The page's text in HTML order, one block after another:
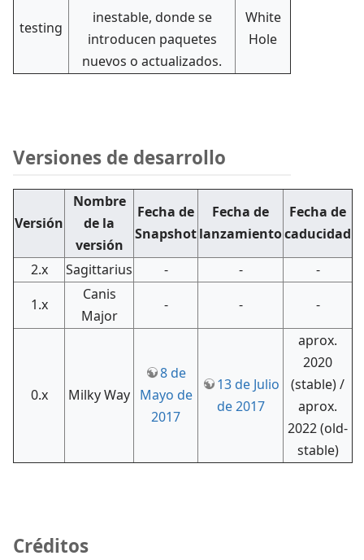
testing
inestable, donde se
introducen paquetes
nuevos o actualizados.
White
Hole
Versiones de desarrollo
Versión
Nombre
de la
versión
Fecha de
Snapshot
Fecha de
lanzamiento
Fecha de
caducidad
2.x
Sagittarius - -
-
1.x
Canis
Major
- - -
0.x Milky Way
8 de
Mayo de
2017
13 de Julio
de 2017
aprox.
2020
(stable) /
aprox.
2022 (old-
stable)
Créditos